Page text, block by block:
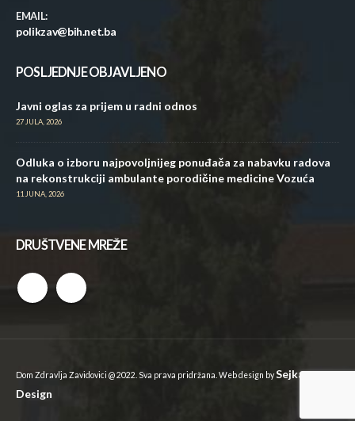
EMAIL:
polikzav@bih.net.ba
POSLJEDNJE OBJAVLJENO
Javni oglas za prijem u radni odnos
27 JULA, 2026
Odluka o izboru najpovoljnijeg ponuđača za nabavku radova
na rekonstrukciji ambulante porodičine medicine Vozuća
11 JUNA, 2026
DRUŠTVENE MREŽE
Dom Zdravlja Zavidovici @ 2022. Sva prava pridržana. Web design bySejkan
Design